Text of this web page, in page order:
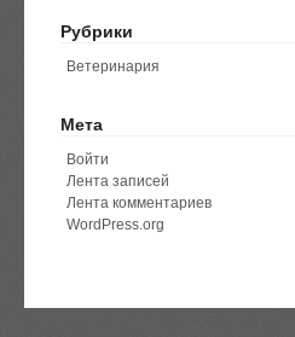
Рубрики
Ветеринария
Мета
Войти
Лента записей
Лента комментариев
WordPress.org